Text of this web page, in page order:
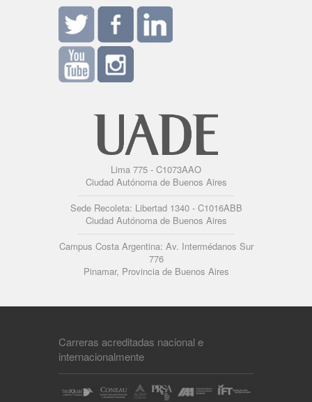
Lima 775 - C1073AAO
Ciudad Autónoma de Buenos Aires
Sede Recoleta: Libertad 1340 - C1016ABB
Ciudad Autónoma de Buenos Aires
Campus Costa Argentina: Av. Intermédanos Sur
776
Pinamar, Provincia de Buenos Aires
Carreras acreditadas nacional e
internacionalmente